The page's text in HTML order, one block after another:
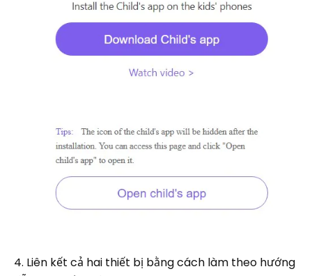
4. Liên kết cả hai thiết bị bằng cách làm theo hướng